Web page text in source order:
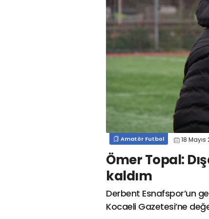
mert cengiz
#engin koyun #
gülspor41
kocaelispor #
cengiz
#erdem övüç #gençlerbirliği
eleke lua lua #barış alıcı
metin diyadinspor41
erdem övüç
kocaelispor
#beykan
Amatör Futbol 18 Mayıs
Ömer Topal:
kaldım
Derbent Esnafspor’un
Kocaeli Gazetesi’ne